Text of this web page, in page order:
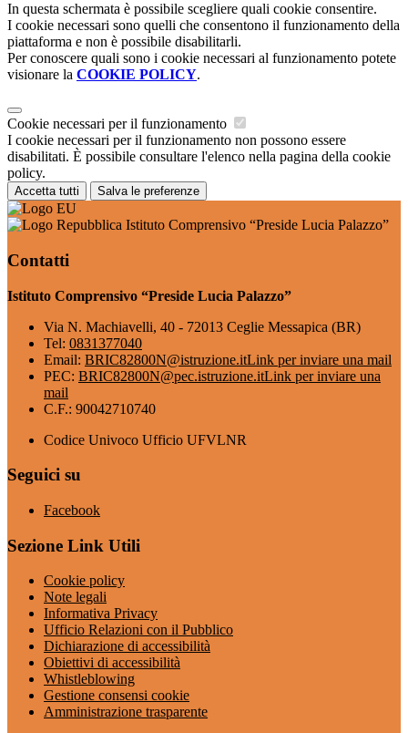
In questa schermata è possibile scegliere quali cookie consentire.
I cookie necessari sono quelli che consentono il funzionamento della
piattaforma e non è possibile disabilitarli.
Per conoscere quali sono i cookie necessari al funzionamento potete
visionare la COOKIE POLICY.
Cookie necessari per il funzionamento
I cookie necessari per il funzionamento non possono essere
disabilitati. È possibile consultare l'elenco nella pagina della cookie
policy.
Accetta tutti Salva le preferenze
Istituto Comprensivo “Preside Lucia Palazzo”
Contatti
Istituto Comprensivo “Preside Lucia Palazzo”
Via N. Machiavelli, 40 - 72013 Ceglie Messapica (BR)
Tel: 0831377040
Email: BRIC82800N@istruzione.itLink per inviare una mail
PEC: BRIC82800N@pec.istruzione.itLink per inviare una
mail
C.F.: 90042710740
Codice Univoco Ufficio UFVLNR
Seguici su
Facebook
Sezione Link Utili
Cookie policy
Note legali
Informativa Privacy
Ufficio Relazioni con il Pubblico
Dichiarazione di accessibilità
Obiettivi di accessibilità
Whistleblowing
Gestione consensi cookie
Amministrazione trasparente